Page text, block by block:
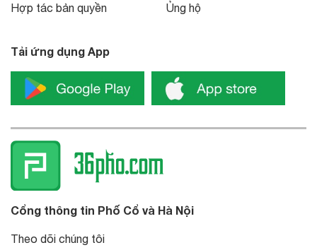
Hợp tác bản quyền Ủng hộ
Tải ứng dụng App
Cổng thông tin Phố Cổ và Hà Nội
Theo dõi chúng tôi